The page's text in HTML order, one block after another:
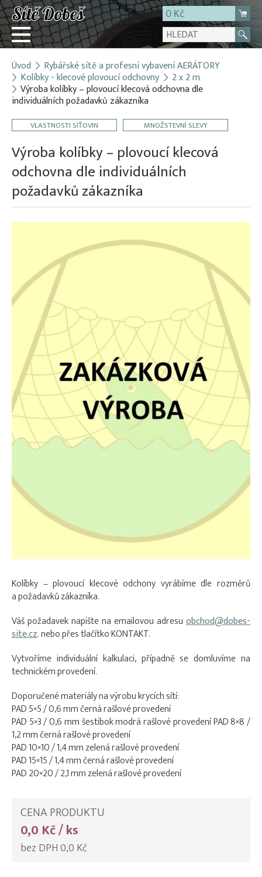
0 Kč
Přihlásit
Registrace
O firmě
Kontakt
Úvod Rybářské sítě a profesní vybavení AERÁTORY
Kolíbky - klecové plovoucí odchovny 2 x 2 m
Výroba kolíbky – plovoucí klecová odchovna dle
individuálních požadavků zákazníka
VLASTNOSTI SÍŤOVIN MNOŽSTEVNÍ SLEVY
Výroba kolíbky – plovoucí klecová
odchovna dle individuálních
požadavků zákazníka
Kolíbky – plovoucí klecové odchony vyrábíme dle rozměrů
a požadavků zákazníka.
Váš požadavek napište na emailovou adresu obchod@dobes-
site.cz. nebo přes tlačítko KONTAKT.
Vytvoříme individuální kalkulaci, případně se domluvíme na
technickém provedení.
Doporučené materiály na výrobu krycích sítí:
PAD 5×5 / 0,6 mm černá rašlové provedení
PAD 5×3 / 0,6 mm šestibok modrá rašlové provedení PAD 8×8 /
1,2 mm černá rašlové provedení
PAD 10×10 / 1,4 mm zelená rašlové provedení
PAD 15×15 / 1,4 mm černá rašlové provedení
PAD 20×20 / 2,1 mm zelená rašlové provedení
CENA PRODUKTU
0,0 Kč / ks
bez DPH 0,0 Kč